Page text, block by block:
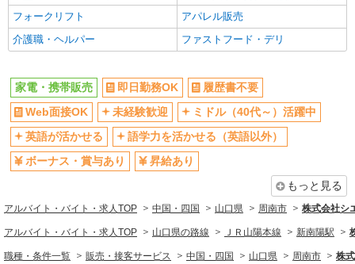
フォークリフト
アパレル販売
介護職・ヘルパー
ファストフード・デリ
家電・携帯販売 即日勤務OK
履歴書不要
Web面接OK
未経験歓迎
ミドル（40代～）活躍中
英語が活かせる
語学力を活かせる（英語以外）
ボーナス・賞与あり
昇給あり
もっと見る
アルバイト・バイト・求人TOP 中国・四国 山口県 周南市 株式会社シ
アルバイト・バイト・求人TOP 山口県の路線 ＪＲ山陽本線 新南陽駅
職種・条件一覧 販売・接客サービス 中国・四国 山口県 周南市 株